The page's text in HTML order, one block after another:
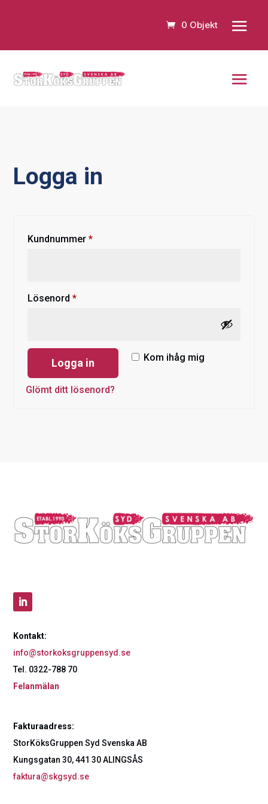
0 Objekt
Logga in
Kundnummer*Obligatoriskt
Lösenord*Obligatoriskt
Kom ihåg mig
Logga in
Glömt ditt lösenord?
Kontakt:
info@storkoksgruppensyd.se
Tel. 0322-788 70
Felanmälan
Fakturaadress:
StorKöksGruppen Syd Svenska AB
Kungsgatan 30, 441 30 ALINGSÅS
faktura@skgsyd.se